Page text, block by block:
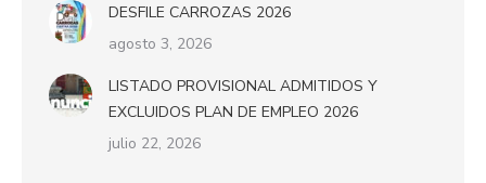
DESFILE CARROZAS 2026
agosto 3, 2026
LISTADO PROVISIONAL ADMITIDOS Y
EXCLUIDOS PLAN DE EMPLEO 2026
julio 22, 2026